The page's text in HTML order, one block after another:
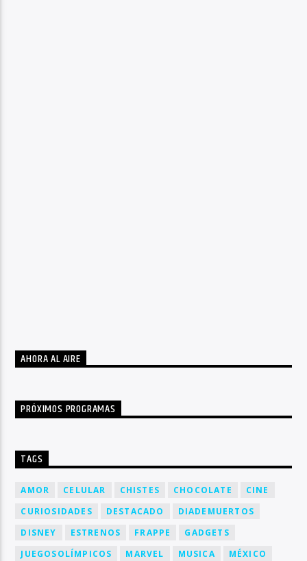
AHORA AL AIRE
PRÓXIMOS PROGRAMAS
TAGS
AMOR CELULAR CHISTES CHOCOLATE
CINE
CURIOSIDADES
DESTACADO
DIADEMUERTOS
DISNEY
ESTRENOS FRAPPE
GADGETS
JUEGOSOLÍMPICOS
MARVEL MUSICA
MÉXICO